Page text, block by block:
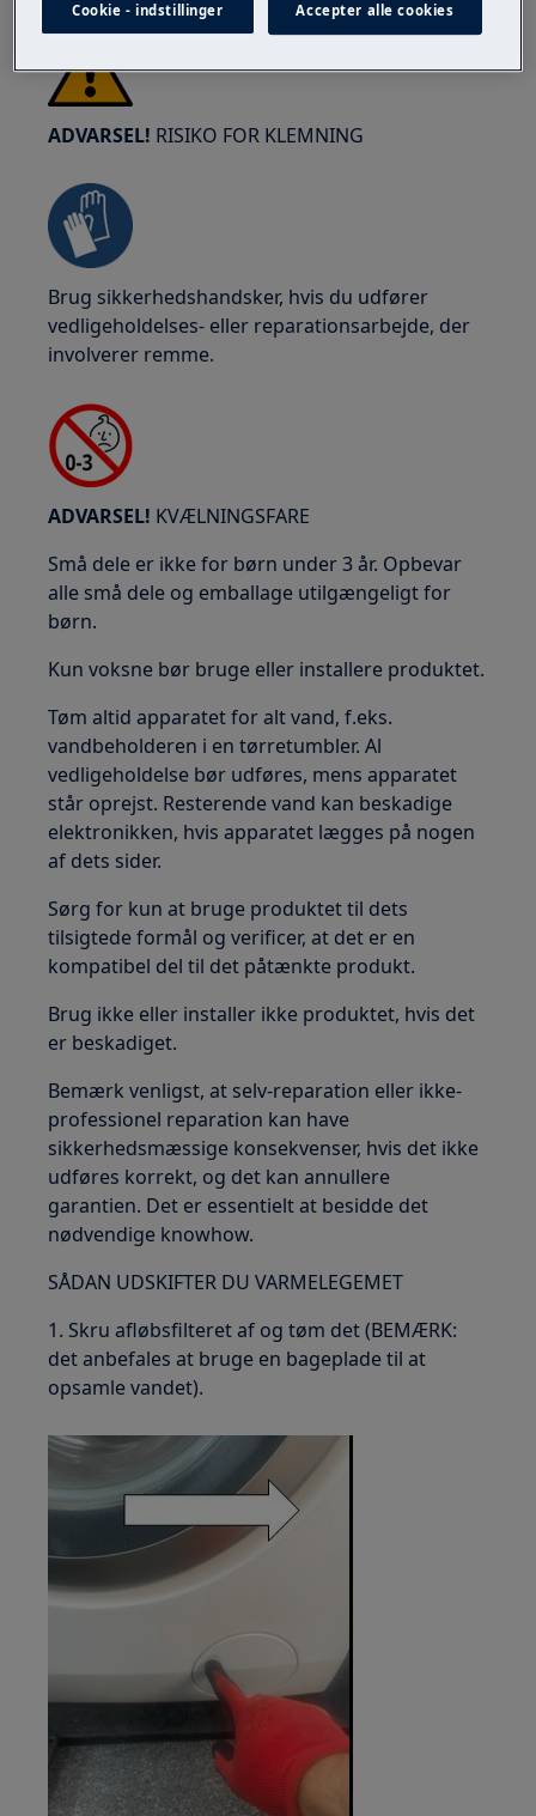
ADVARSEL! RISIKO FOR KLEMNING
Brug sikkerhedshandsker, hvis du udfører
vedligeholdelses- eller reparationsarbejde, der
involverer remme.
ADVARSEL! KVÆLNINGSFARE
Små dele er ikke for børn under 3 år. Opbevar
alle små dele og emballage utilgængeligt for
børn.
Kun voksne bør bruge eller installere produktet.
Tøm altid apparatet for alt vand, f.eks.
vandbeholderen i en tørretumbler. Al
vedligeholdelse bør udføres, mens apparatet
står oprejst. Resterende vand kan beskadige
elektronikken, hvis apparatet lægges på nogen
af dets sider.
Sørg for kun at bruge produktet til dets
tilsigtede formål og verificer, at det er en
kompatibel del til det påtænkte produkt.
Brug ikke eller installer ikke produktet, hvis det
er beskadiget.
Bemærk venligst, at selv-reparation eller ikke-
professionel reparation kan have
sikkerhedsmæssige konsekvenser, hvis det ikke
udføres korrekt, og det kan annullere
garantien. Det er essentielt at besidde det
nødvendige knowhow.
SÅDAN UDSKIFTER DU VARMELEGEMET
1. Skru afløbsfilteret af og tøm det (BEMÆRK:
det anbefales at bruge en bageplade til at
opsamle vandet).
Cookie - indstillinger Accepter alle cookies